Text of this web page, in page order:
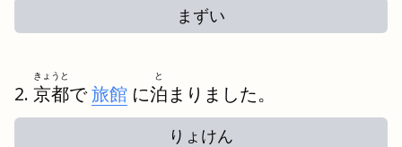
まずい
京都
きょうと
で旅館 に泊
と
まりました。
りょけん